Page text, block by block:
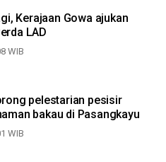
Kerajaan Gowa ajukan
LAD
WIB
pelestarian pesisir
bakau di Pasangkayu
WIB